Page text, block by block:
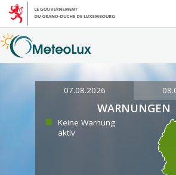
07.08.2026
WARNUNGEN
Keine Warnung
aktiv